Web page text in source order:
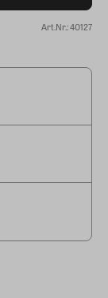
Art.Nr.: 40127